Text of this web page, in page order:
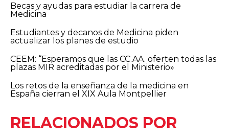
Becas y ayudas para estudiar la carrera de
Medicina
Estudiantes y decanos de Medicina piden
actualizar los planes de estudio
CEEM: “Esperamos que las CC.AA. oferten todas las
plazas MIR acreditadas por el Ministerio»
Los retos de la enseñanza de la medicina en
España cierran el XIX Aula Montpellier
RELACIONADOS POR